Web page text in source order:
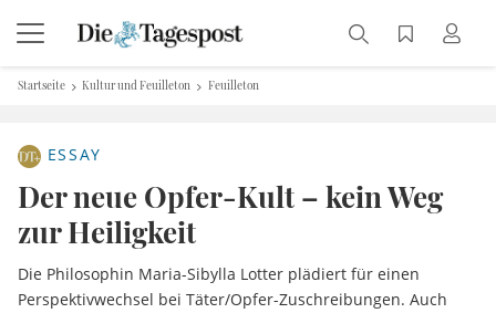
Startseite Kultur und Feuilleton Feuilleton
ESSAY
Der neue Opfer-Kult – kein Weg
zur Heiligkeit
Die Philosophin Maria-Sibylla Lotter plädiert für einen
Perspektivwechsel bei Täter/Opfer-Zuschreibungen. Auch